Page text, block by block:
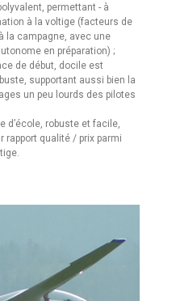
permettant - à
à la voltige (facteurs de
la campagne, avec une
en préparation) ;
de début, docile est
supportant aussi bien la
un peu lourds des pilotes
d’école, robuste et facile,
rapport qualité / prix parmi